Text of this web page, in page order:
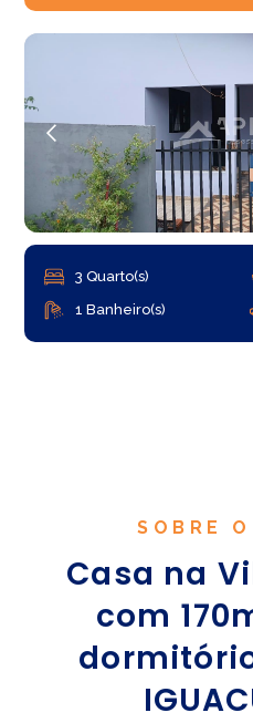
3 Quarto(s)
1 Banheiro(s)
SOBRE
Casa na
com